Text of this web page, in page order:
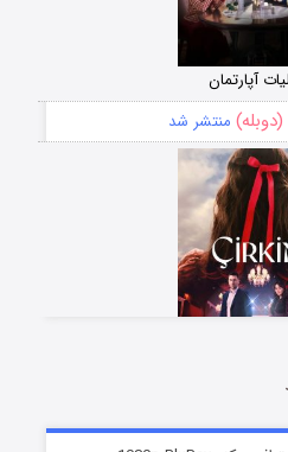
آپارتمان
منتشر شد
زشت
منتشر شد